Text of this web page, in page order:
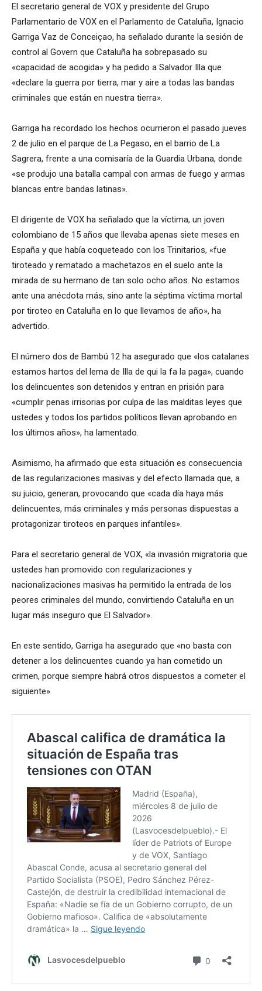
El secretario general de VOX y presidente del Grupo
Parlamentario de VOX en el Parlamento de Cataluña, Ignacio
Garriga Vaz de Conceiçao, ha señalado durante la sesión de
control al Govern que Cataluña ha sobrepasado su
«capacidad de acogida» y ha pedido a Salvador Illa que
«declare la guerra por tierra, mar y aire a todas las bandas
criminales que están en nuestra tierra».
Garriga ha recordado los hechos ocurrieron el pasado jueves
2 de julio en el parque de La Pegaso, en el barrio de La
Sagrera, frente a una comisaría de la Guardia Urbana, donde
«se produjo una batalla campal con armas de fuego y armas
blancas entre bandas latinas».
El dirigente de VOX ha señalado que la víctima, un joven
colombiano de 15 años que llevaba apenas siete meses en
España y que había coqueteado con los Trinitarios, «fue
tiroteado y rematado a machetazos en el suelo ante la
mirada de su hermano de tan solo ocho años. No estamos
ante una anécdota más, sino ante la séptima víctima mortal
por tiroteo en Cataluña en lo que llevamos de año», ha
advertido.
El número dos de Bambú 12 ha asegurado que «los catalanes
estamos hartos del lema de Illa de qui la fa la paga», cuando
los delincuentes son detenidos y entran en prisión para
«cumplir penas irrisorias por culpa de las malditas leyes que
ustedes y todos los partidos políticos llevan aprobando en
los últimos años», ha lamentado.
Asimismo, ha afirmado que esta situación es consecuencia
de las regularizaciones masivas y del efecto llamada que, a
su juicio, generan, provocando que «cada día haya más
delincuentes, más criminales y más personas dispuestas a
protagonizar tiroteos en parques infantiles».
Para el secretario general de VOX, «la invasión migratoria que
ustedes han promovido con regularizaciones y
nacionalizaciones masivas ha permitido la entrada de los
peores criminales del mundo, convirtiendo Cataluña en un
lugar más inseguro que El Salvador».
En este sentido, Garriga ha asegurado que «no basta con
detener a los delincuentes cuando ya han cometido un
crimen, porque siempre habrá otros dispuestos a cometer el
siguiente».